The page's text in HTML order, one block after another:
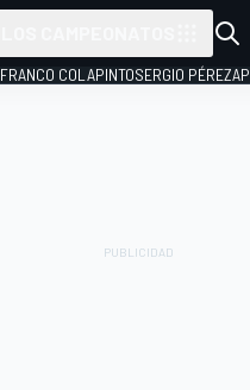
FRANCO COLAPINTOSERGIO PÉREZ